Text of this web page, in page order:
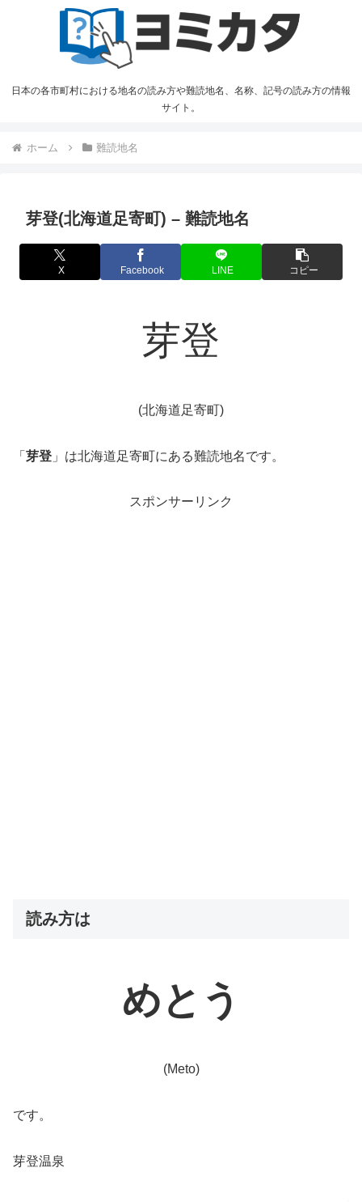
日本の各市町村における地名の読み方や難読地名、名称、記号の読み方の情報
サイト。
ホーム 難読地名
芽登(北海道足寄町) – 難読地名
X Facebook LINE コピー
芽登
(北海道足寄町)
「 芽登 」は北海道足寄町にある難読地名です。
スポンサーリンク
読み方は
めとう
(Meto)
です。
芽登温泉